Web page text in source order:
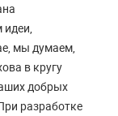
идеи,
мы думаем,
в кругу
добрых
разработке